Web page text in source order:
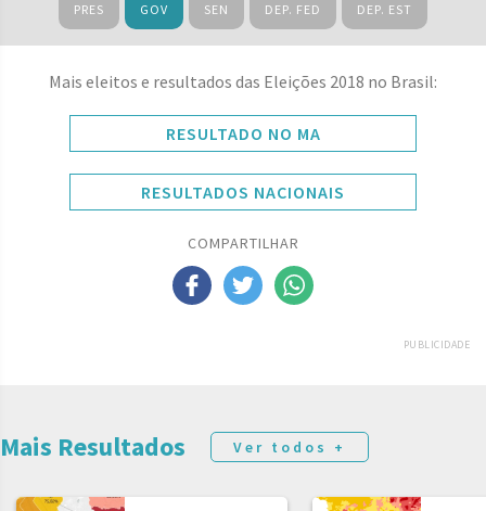
PRES GOV SEN DEP. FED DEP. EST
Mais eleitos e resultados das Eleições 2018 no Brasil:
RESULTADO NO MA
RESULTADOS NACIONAIS
COMPARTILHAR
PUBLICIDADE
Mais Resultados Ver todos +